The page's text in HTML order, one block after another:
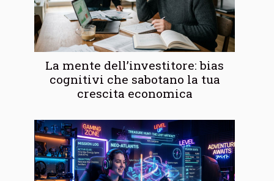
La mente dell’investitore: bias
cognitivi che sabotano la tua
crescita economica